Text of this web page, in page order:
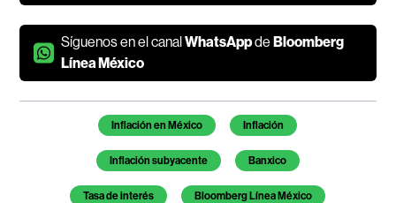
Síguenos en el canalWhatsAppdeBloomberg
Línea México
Temas de este artículo
Inflación en México Inflación
Inflación subyacente Banxico
Tasa de interés Bloomberg Línea México